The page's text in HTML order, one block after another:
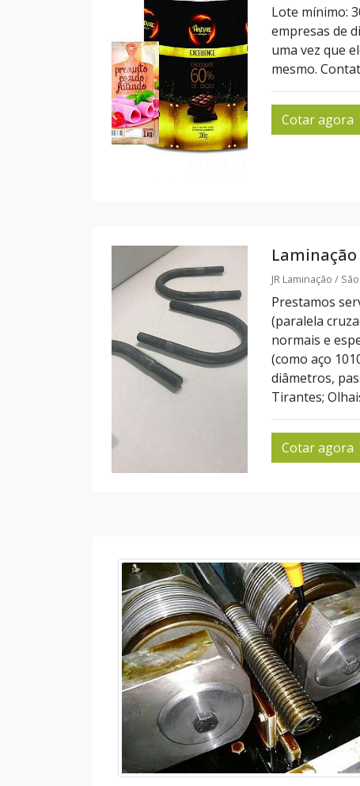
Lote mínimo:
empresas de
uma vez que
mesmo.
Cotar agora
JR Laminação /
Prestamos
(paralela
normais e
(como aço
diâmetros,
Tirantes;
Cotar agora